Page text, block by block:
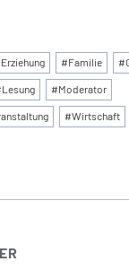
Erziehung #Familie #
Lesung #Moderator
#Wirtschaft